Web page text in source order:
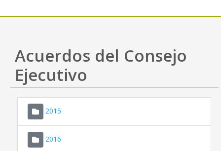
Utilidades
Mapa web
Ayuda
Acuerdos del Consejo
Ejecutivo
2015
2016